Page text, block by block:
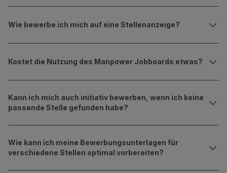
Wie bewerbe ich mich auf eine Stellenanzeige?
Kostet die Nutzung des Manpower Jobboards etwas?
Kann ich mich auch initiativ bewerben, wenn ich keine
passende Stelle gefunden habe?
Wie kann ich meine Bewerbungs­unterlagen für
verschiedene Stellen optimal vorbereiten?